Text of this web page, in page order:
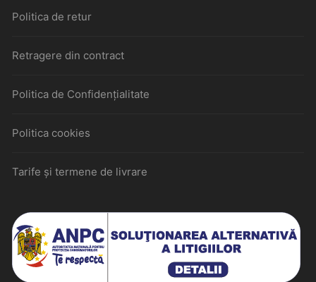
Politica de retur
Retragere din contract
Politica de Confidențialitate
Politica cookies
Tarife și termene de livrare